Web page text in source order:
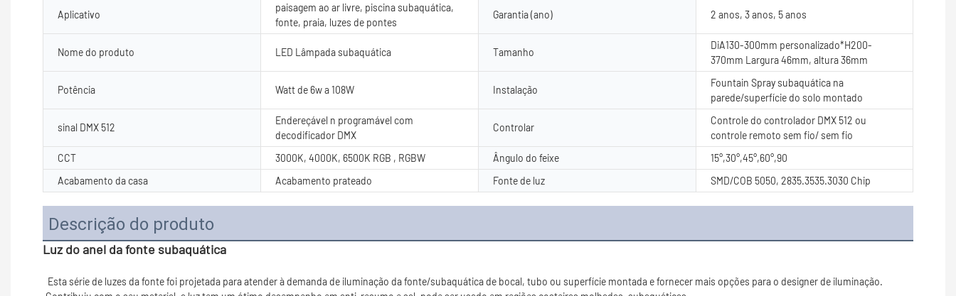
Aplicativo
paisagem ao ar livre, piscina subaquática,
fonte, praia, luzes de pontes
Garantia (ano) 2 anos, 3 anos, 5 anos
Nome do produto LED Lâmpada subaquática Tamanho
DiA130-300mm personalizado*H200-
370mm Largura 46mm, altura 36mm
Potência Watt de 6w a 108W Instalação
Fountain Spray subaquática na
parede/superfície do solo montado
sinal DMX 512
Endereçável n programável com
decodificador DMX
Controlar
Controle do controlador DMX 512 ou
controle remoto sem fio/ sem fio
CCT
3000K, 4000K, 6500K RGB , RGBW Ângulo do feixe
15°,30°,45°,60°,90
Acabamento da casa
Acabamento prateado Fonte de luz SMD/COB 5050, 2835.3535.3030 Chip
Descrição do produto
Luz do anel da fonte subaquática